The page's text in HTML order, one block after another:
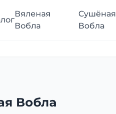
Вяленая
Вобла
Сушёная
Вобла
Вобла